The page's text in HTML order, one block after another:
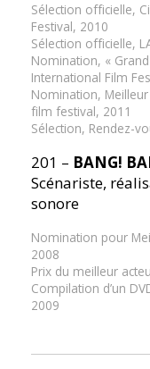
Sélection officielle,
Festival, 2010
Sélection officielle,
Nomination, «
International Film
Nomination,
film festival, 2011
Sélection, Rendez-
201 – BANG!
Scénariste,
sonore
Nomination pour
2008
Prix du meilleur
Compilation d’un
2009